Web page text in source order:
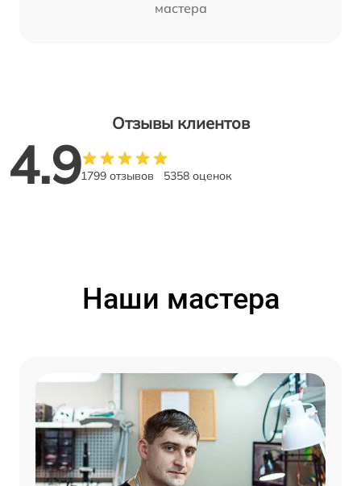
мастера
Отзывы клиентов
4.91799 отзывов 5358 оценок
Наши мастера